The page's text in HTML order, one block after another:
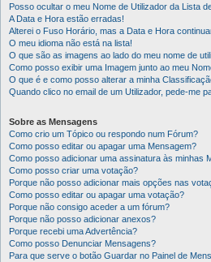
Posso ocultar o meu Nome de Utilizador da Lista
A Data e Hora estão erradas!
Alterei o Fuso Horário, mas a Data e Hora
O meu idioma não está na lista!
O que são as imagens ao lado do meu nome de
Como posso exibir uma Imagem junto ao meu
O que é e como posso alterar a minha
Quando clico no email de um Utilizador, pede-me
Sobre as Mensagens
Como crio um Tópico ou respondo num Fórum?
Como posso editar ou apagar uma Mensagem?
Como posso adicionar uma assinatura às minhas
Como posso criar uma votação?
Porque não posso adicionar mais opções nas
Como posso editar ou apagar uma votação?
Porque não consigo aceder a um fórum?
Porque não posso adicionar anexos?
Porque recebi uma Advertência?
Como posso Denunciar Mensagens?
Para que serve o botão Guardar no Painel de